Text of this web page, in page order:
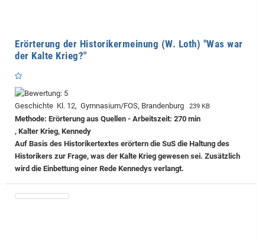
Erörterung der Historikermeinung (W. Loth) "Was war
der Kalte Krieg?"
Geschichte Kl. 12, Gymnasium/FOS, Brandenburg 239 KB
Methode: Erörterung aus Quellen - Arbeitszeit: 270 min
, Kalter Krieg, Kennedy
Auf Basis des Historikertextes erörtern die SuS die Haltung des
Historikers zur Frage, was der Kalte Krieg gewesen sei. Zusätzlich
wird die Einbettung einer Rede Kennedys verlangt.